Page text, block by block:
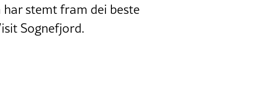
har stemt fram dei beste
Sognefjord.